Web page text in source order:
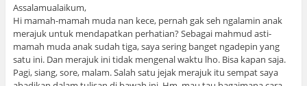
Assalamualaikum,
Hi mamah-mamah muda nan kece, pernah gak seh ngalamin anak
merajuk untuk mendapatkan perhatian? Sebagai mahmud asti-
mamah muda anak sudah tiga, saya sering banget ngadepin yang
satu ini. Dan merajuk ini tidak mengenal waktu lho. Bisa kapan saja.
Pagi, siang, sore, malam. Salah satu jejak merajuk itu sempat saya